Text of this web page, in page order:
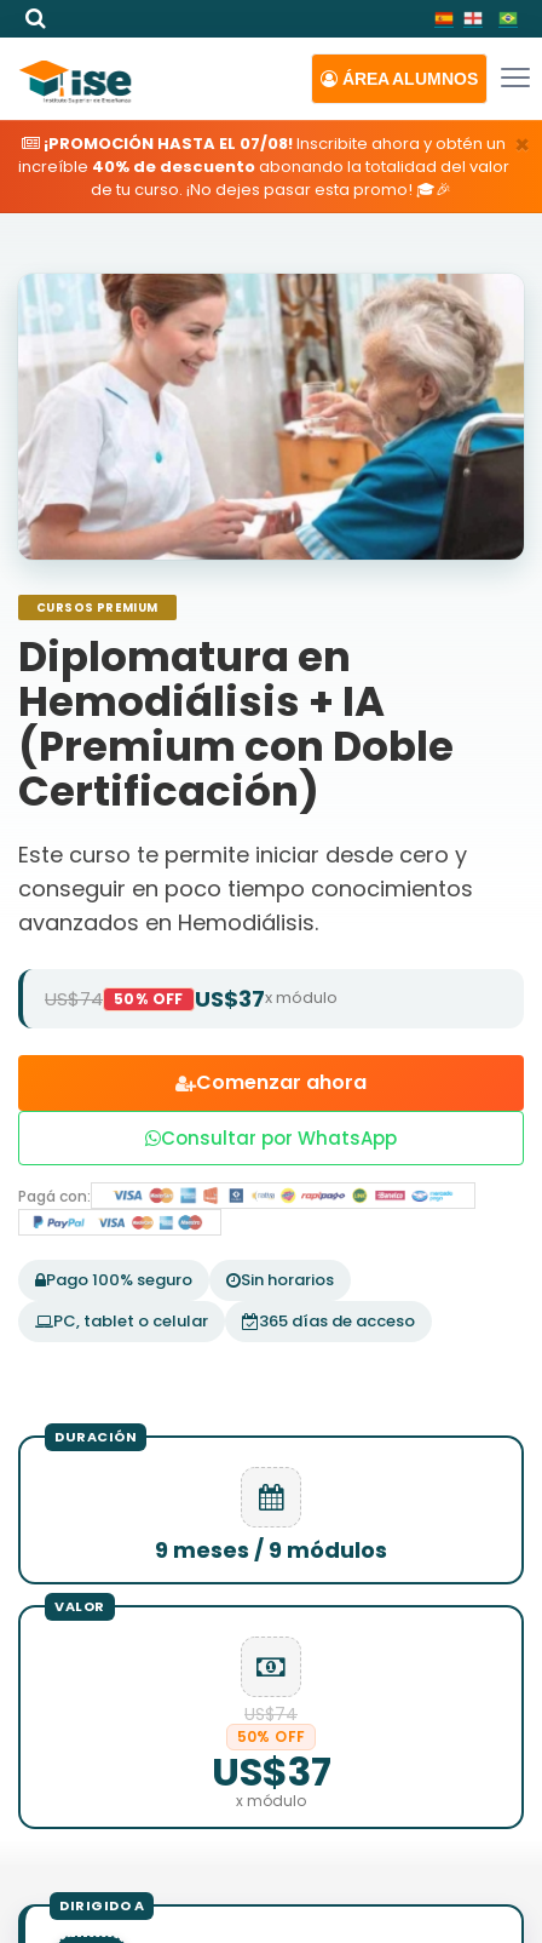
ÁREAALUMNOS
×
¡PROMOCIÓN HASTA EL 07/08!Inscribite ahora y obtén un
increíble 40% de descuentoabonando la totalidad del valor
de tu curso. ¡No dejes pasar esta promo! 🎓🎉
CURSOS PREMIUM
Diplomatura en
Hemodiálisis + IA
(Premium con Doble
Certificación)
Este curso te permite iniciar desde cero y
conseguir en poco tiempo conocimientos
avanzados en Hemodiálisis.
US$74 50% OFF US$37x módulo
Comenzar ahora
Consultar por WhatsApp
Pagá con:
Pago 100% seguro
Sin horarios
PC, tablet o celular
365 días de acceso
9 meses / 9 módulos
US$74
50% OFF
US$37
x módulo